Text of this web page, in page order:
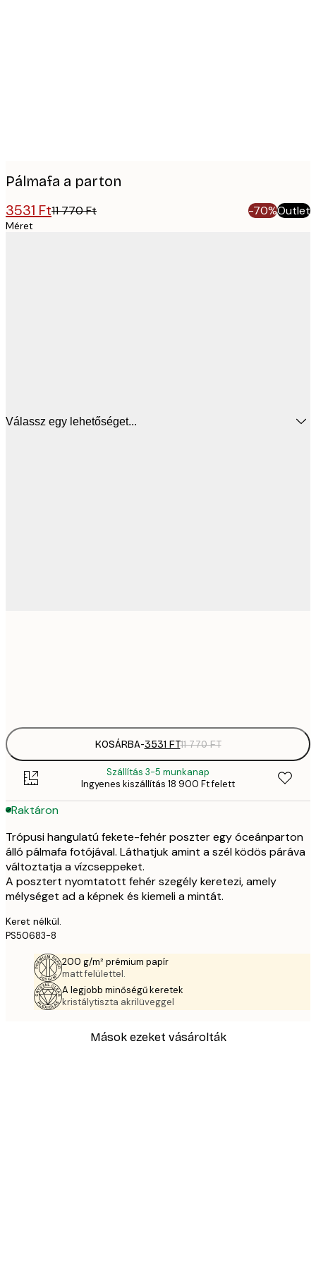
Pálmafa a parton
3531 Ft11 770 Ft -70%Outlet
Méret
Válassz egy lehetőséget...
KOSÁRBA-3531 FT11 770 FT
Szállítás 3-5 munkanap
Ingyenes kiszállítás 18 900 Ft felett
Raktáron
Trópusi hangulatú fekete-fehér poszter egy óceánparton
álló pálmafa fotójával. Láthatjuk amint a szél ködös páráva
változtatja a vízcseppeket.
A posztert nyomtatott fehér szegély keretezi, amely
mélységet ad a képnek és kiemeli a mintát.
Keret nélkül.
PS50683-8
200 g/m² prémium papír
matt felülettel.
A legjobb minőségű keretek
kristálytiszta akrilüveggel
Mások ezeket vásárolták